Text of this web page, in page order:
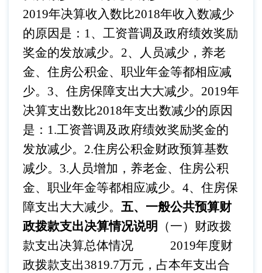
2019年决算收入数比2018年收入数减少
的原因是：1、工资普调及政府绩效奖励
奖金的发放减少。2、人员减少，养老
金、住房公积金、职业年金等都相应减
少。3、住房保障支出大大减少。2019年
决算支出数比2018年支出数减少的原因
是：1.工资普调及政府绩效奖励奖金的
发放减少。2.住房公积金财政预算基数
减少。3.人员增加，养老金、住房公积
金、职业年金等都相应减少。4、住房保
障支出大大减少。 五、一般公共预算财
政拨款支出决算情况说明
（一）财政拨
款支出决算总体情况
2019年度财
政拨款支出3819.7万元，占本年支出合